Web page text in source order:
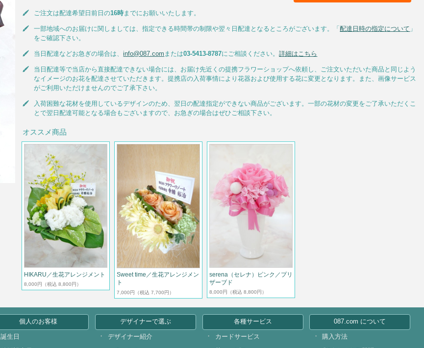
ご注文は配達希望日前日の16時までにお願いいたします。
一部地域へのお届けに関しましては、指定できる時間帯の制限や翌々日配達となるところがございます。「配達日時の指定について 」
をご確認下さい。
当日配達などお急ぎの場合は、info@087.com または03-5413-8787にご相談ください。詳細はこちら
当日配達等で当店から直接配達できない場合には、お届け先近くの提携フラワーショップへ依頼し、ご注文いただいた商品と同じよう
なイメージのお花を配達させていただきます。提携店の入荷事情により花器および使用する花に変更となります。また、画像サービス
がご利用いただけませんのでご了承下さい。
入荷困難な花材を使用しているデザインのため、翌日の配達指定ができない商品がございます。一部の花材の変更をご了承いただくこ
とで翌日配達可能となる場合もございますので、お急ぎの場合はぜひご相談下さい。
オススメ商品
HIKARU／生花アレンジメント
8,000円 （税込 8,800円）
Sweet time／生花アレンジメン
ト
7,000円 （税込 7,700円）
serena（セレナ）ピンク／プリ
ザーブド
8,000円 （税込 8,800円）
個人のお客様
誕生日
デザイナーで選ぶ
デザイナー紹介
各種サービス
カードサービス
087.com について
購入方法